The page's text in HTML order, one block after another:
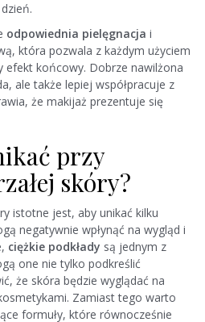
odpowiednia pielęgnacja i
która pozwala z każdym użyciem
efekt końcowy. Dobrze nawilżona
ale także lepiej współpracuje z
że makijaż prezentuje się
przy
skóry?
istotne jest, aby unikać kilku
negatywnie wpłynąć na wygląd i
ciężkie podkłady są jednym z
one nie tylko podkreślić
że skóra będzie wyglądać na
Zamiast tego warto
formuły, które równocześnie